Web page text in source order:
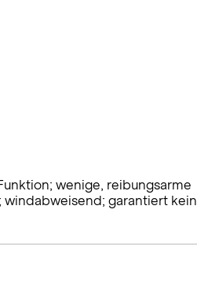
wenige, reibungsarme
garantiert kein